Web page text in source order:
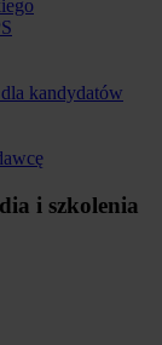
kandydatów
i szkolenia